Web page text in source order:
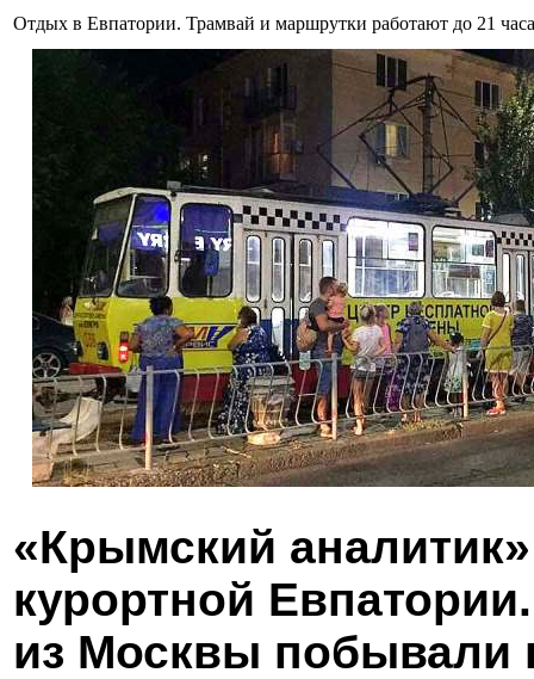
Отдых в Евпатории. Трамвай и маршрутки работают до 21 часа
«Крымский
курортной
из Москвы побывали